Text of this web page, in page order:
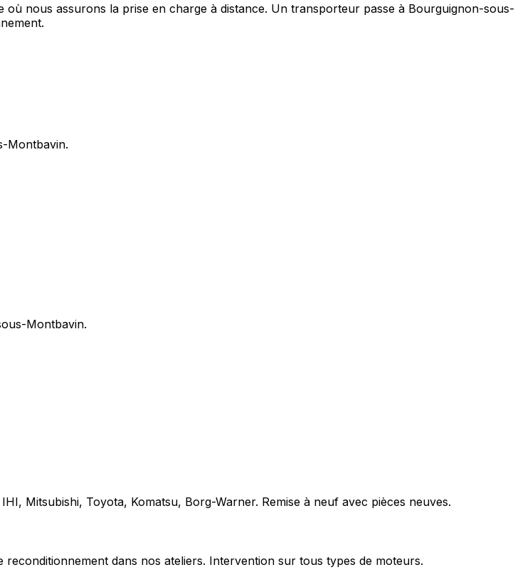
nous assurons la prise en charge à distance. Un transporteur passe à Bourguignon-sous-
Montbavin.
Montbavin.
Mitsubishi, Toyota, Komatsu, Borg-Warner. Remise à neuf avec pièces neuves.
dans nos ateliers. Intervention sur tous types de moteurs.